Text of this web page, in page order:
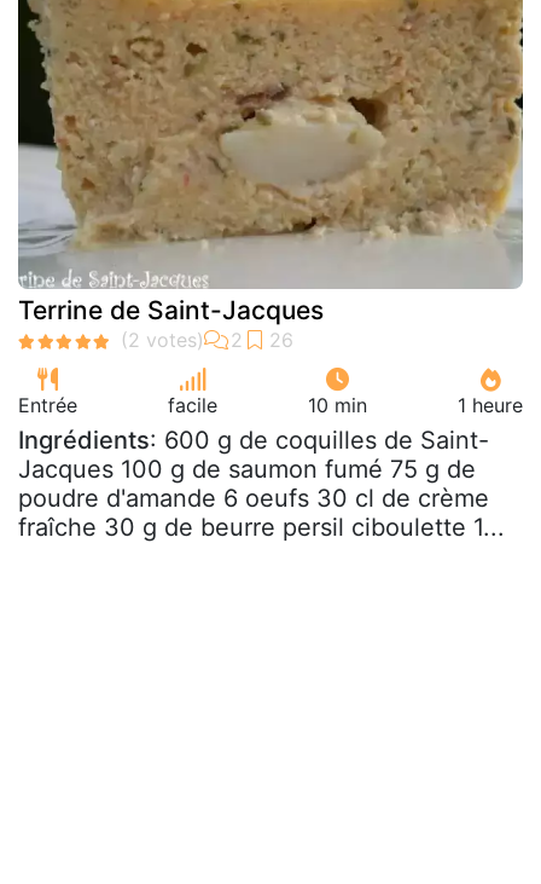
Terrine de Saint-Jacques
Entrée facile 10 min 1 heure
Ingrédients: 600 g de coquilles de Saint-
Jacques 100 g de saumon fumé 75 g de
poudre d'amande 6 oeufs 30 cl de crème
fraîche 30 g de beurre persil ciboulette 1...